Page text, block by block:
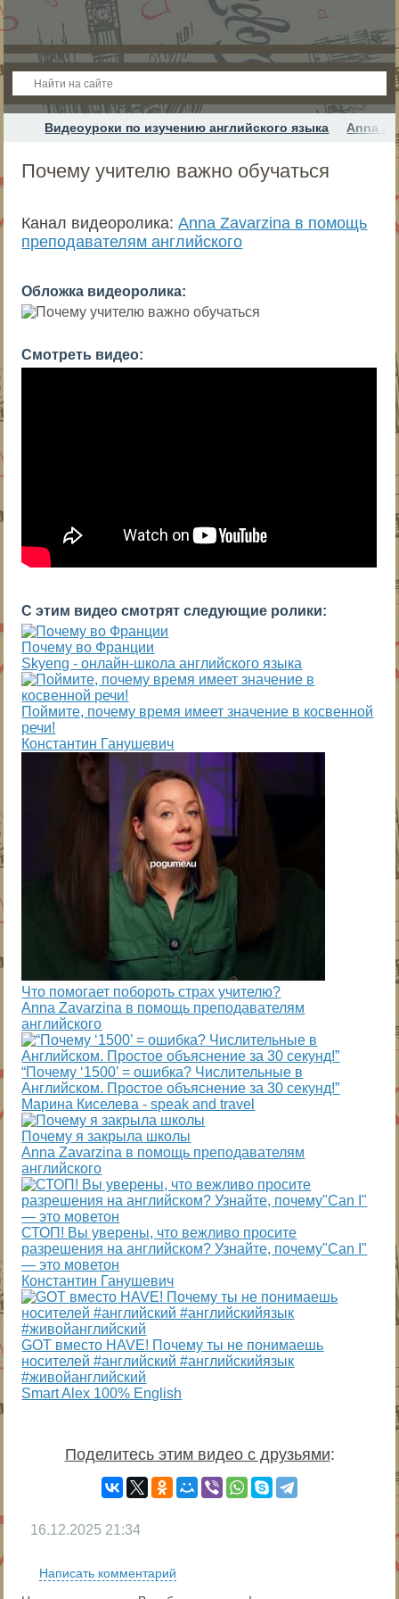
Видеоуроки по изучению английского языка Anna
Почему учителю важно обучаться
Канал видеоролика:Anna Zavarzina в помощь
преподавателям английского
Обложка видеоролика:
Смотреть видео:
С этим видео смотрят следующие ролики:
Почему во Франции
Skyeng - онлайн-школа английского языка
Поймите, почему время имеет значение в косвенной
речи!
Константин Ганушевич
Что помогает побороть страх учителю?
Anna Zavarzina в помощь преподавателям
английского
“Почему ‘1500’ = ошибка? Числительные в
Английском. Простое объяснение за 30 секунд!”
Марина Киселева - speak and travel
Почему я закрыла школы
Anna Zavarzina в помощь преподавателям
английского
СТОП! Вы уверены, что вежливо просите
разрешения на английском? Узнайте, почему"Can I"
— это моветон
Константин Ганушевич
GOT вместо HAVE! Почему ты не понимаешь
носителей #английский #английскийязык
#живойанглийский
Smart Alex 100% English
Поделитесь этим видео с друзьями:
16.12.2025 21:34
Написать комментарий